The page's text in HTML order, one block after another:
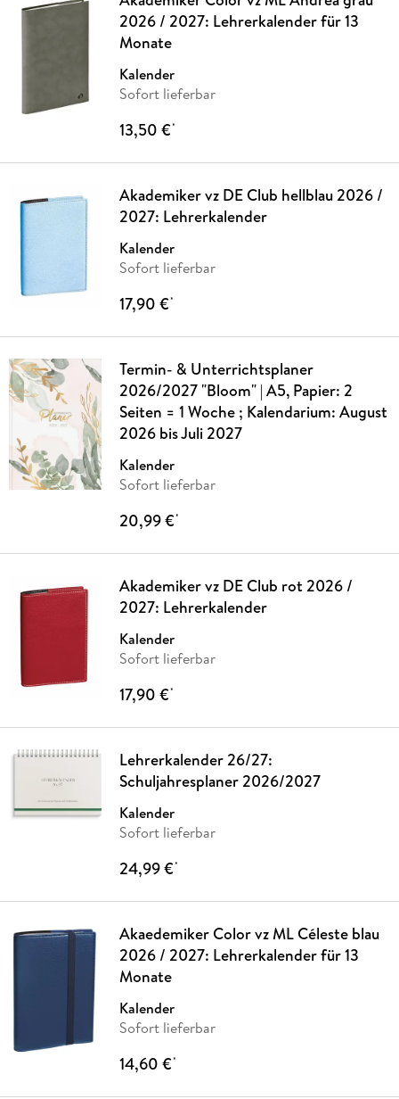
2026 / 2027: Lehrerkalender für 13
Monate
Kalender
Sofort lieferbar
13,50 €*
Akademiker vz DE Club hellblau 2026 /
2027: Lehrerkalender
Kalender
Sofort lieferbar
17,90 €*
Termin- & Unterrichtsplaner
2026/2027 "Bloom" | A5, Papier: 2
Seiten = 1 Woche ; Kalendarium: August
2026 bis Juli 2027
Kalender
Sofort lieferbar
20,99 €*
Akademiker vz DE Club rot 2026 /
2027: Lehrerkalender
Kalender
Sofort lieferbar
17,90 €*
Lehrerkalender 26/27:
Schuljahresplaner 2026/2027
Kalender
Sofort lieferbar
24,99 €*
Akaedemiker Color vz ML Céleste blau
2026 / 2027: Lehrerkalender für 13
Monate
Kalender
Sofort lieferbar
14,60 €*